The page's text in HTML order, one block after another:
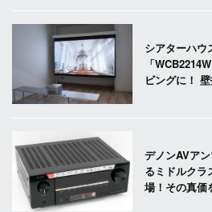
シアターハウ
「
ビングに！
デノンAVア
るミドルクラ
場！その真価